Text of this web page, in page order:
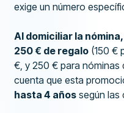
exige un número
Al domiciliar la
250 € de regalo (150 €
€, y 250 € para nóminas
cuenta que esta
hasta 4 años según las